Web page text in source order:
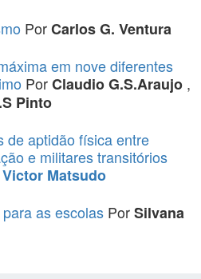
PorCarlos G. Ventura
em nove diferentes
PorClaudio G.S.Araujo ,
Pinto
de aptidão física entre
e militares transitórios
Victor Matsudo
as escolas PorSilvana